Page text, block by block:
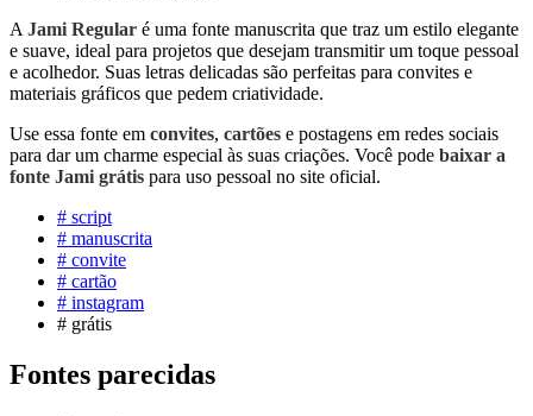
A Jami Regular é uma fonte manuscrita que traz um estilo elegante
e suave, ideal para projetos que desejam transmitir um toque pessoal
e acolhedor. Suas letras delicadas são perfeitas para convites e
materiais gráficos que pedem criatividade.
Use essa fonte em convites, cartões e postagens em redes sociais
para dar um charme especial às suas criações. Você pode baixar a
fonte Jami grátis para uso pessoal no site oficial.
# script
# manuscrita
# convite
# cartão
# instagram
# grátis
Fontes parecidas